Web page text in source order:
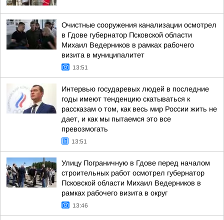
Очистные сооружения канализации осмотрел
в Гдове губернатор Псковской области
Михаил Ведерников в рамках рабочего
визита в муниципалитет
13:51
Интервью государевых людей в последние
годы имеют тенденцию скатываться к
рассказам о том, как весь мир России жить не
дает, и как мы пытаемся это все
превозмогать
13:51
Улицу Пограничную в Гдове перед началом
строительных работ осмотрел губернатор
Псковской области Михаил Ведерников в
рамках рабочего визита в округ
13:46